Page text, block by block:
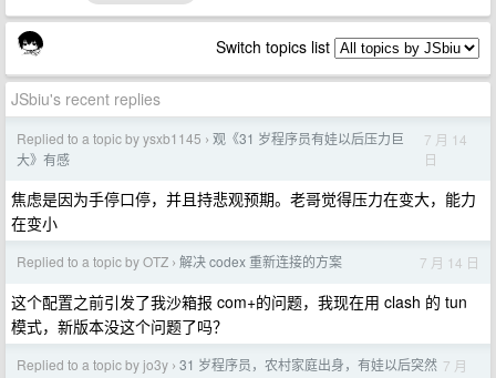
Switch topics list
JSbiu's recent replies
Replied to a topic by ysxb1145 › 观《31 岁程序员有娃以后压力巨
大》有感
7 月 14
日
焦虑是因为手停口停，并且持悲观预期。老哥觉得压力在变大，能力
在变小
Replied to a topic by OTZ › 解决 codex 重新连接的方案 7 月 14 日
这个配置之前引发了我沙箱报 com+的问题，我现在用 clash 的 tun
模式，新版本没这个问题了吗？
Replied to a topic by jo3y › 31 岁程序员，农村家庭出身，有娃以后突然 7 月